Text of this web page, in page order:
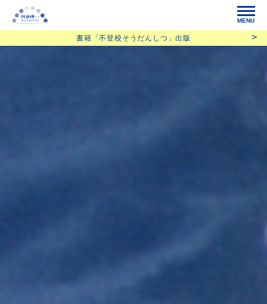
MENU
書籍「不登校そうだんしつ」出版